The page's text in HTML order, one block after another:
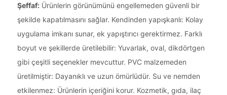
Şeffaf: Ürünlerin görünümünü engellemeden güvenli bir
şekilde kapatılmasını sağlar. Kendinden yapışkanlı: Kolay
uygulama imkanı sunar, ek yapıştırıcı gerektirmez. Farklı
boyut ve şekillerde üretilebilir: Yuvarlak, oval, dikdörtgen
gibi çeşitli seçenekler mevcuttur. PVC malzemeden
üretilmiştir: Dayanıklı ve uzun ömürlüdür. Su ve nemden
etkilenmez: Ürünlerin içeriğini korur. Kozmetik, gıda, ilaç